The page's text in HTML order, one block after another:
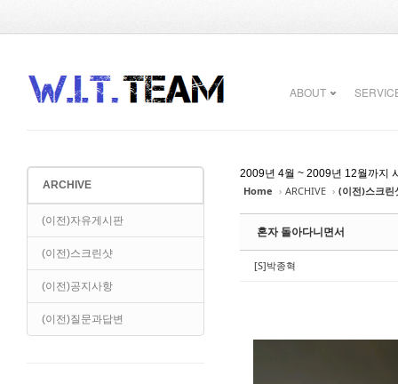
ABOUT
ARCHIVE
(이전)자유게시판
(이전)스크린샷
(이전)공지사항
(이전)질문과답변
2009년 4월 ~ 2009년 12월까지
Home › ARCHIVE › (이전)스크린
혼자 돌아다니면서
[S]박종혁
Sketchbook5, 스케치북5
Sketchbook5, 스케치북5
Sketchbook5, 스케치북5
Sketchbook5, 스케치북5